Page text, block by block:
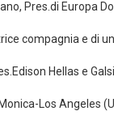
Pres.di Europa
compagnia e di
Hellas e Galsi
Los Angeles